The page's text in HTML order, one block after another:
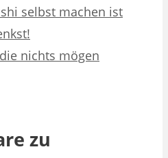
selbst machen ist
nichts mögen
zu